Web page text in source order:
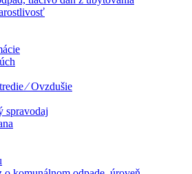
⁄ Ovzdušie
spravodaj